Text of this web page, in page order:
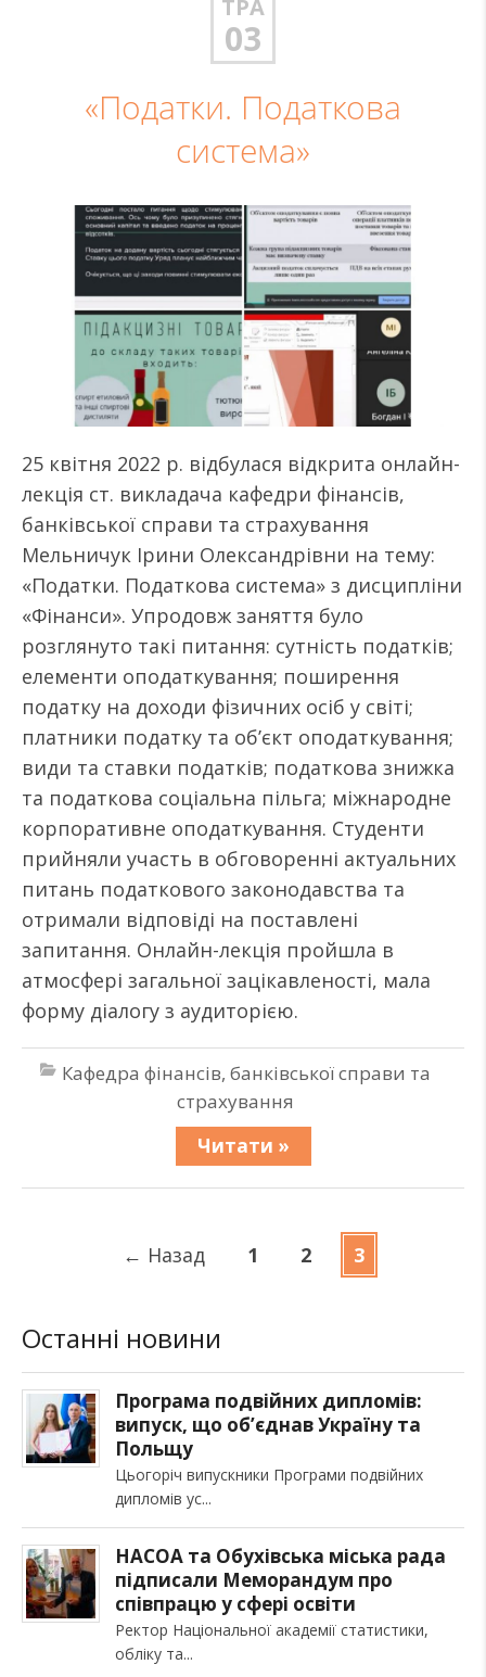
ТРА
03
«Податки. Податкова
система»
25 квітня 2022 р. відбулася відкрита онлайн-
лекція ст. викладача кафедри фінансів,
банківської справи та страхування
Мельничук Ірини Олександрівни на тему:
«Податки. Податкова система» з дисципліни
«Фінанси». Упродовж заняття було
розглянуто такі питання: сутність податків;
елементи оподаткування; поширення
податку на доходи фізичних осіб у світі;
платники податку та об’єкт оподаткування;
види та ставки податків; податкова знижка
та податкова соціальна пільга; міжнародне
корпоративне оподаткування. Студенти
прийняли участь в обговоренні актуальних
питань податкового законодавства та
отримали відповіді на поставлені
запитання. Онлайн-лекція пройшла в
атмосфері загальної зацікавленості, мала
форму діалогу з аудиторією.
Кафедра фінансів, банківської справи та
страхування
Читати »
← Назад 1 2 3
Останні новини
Програма подвійних дипломів:
випуск, що об’єднав Україну та
Польщу
Цьогоріч випускники Програми подвійних
дипломів ус
НАСОА та Обухівська міська рада
підписали Меморандум про
співпрацю у сфері освіти
Ректор Національної академії статистики,
обліку та